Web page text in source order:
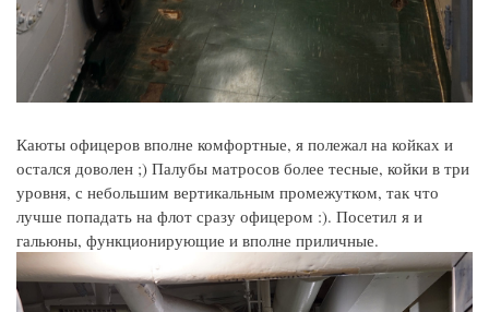
Каюты офицеров вполне комфортные, я полежал на койках и
остался доволен ;) Палубы матросов более тесные, койки в три
уровня, с небольшим вертикальным промежутком, так что
лучше попадать на флот сразу офицером :). Посетил я и
гальюны, функционирующие и вполне приличные.